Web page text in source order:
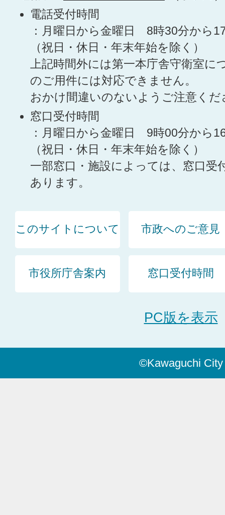
電話受付時間
：月曜日から金曜日 8時30分から
（祝日・休日・年末年始を除く）
上記時間外には第一本庁舎守衛室に
のご用件には対応できません。
おかけ間違いのないようご注意くだ
窓口受付時間
：月曜日から金曜日 9時00分から
（祝日・休日・年末年始を除く）
一部窓口・施設によっては、窓口受
あります。
このサイトについて 市政へのご意見
市役所庁舎案内 窓口受付時間
PC版を表示
©Kawaguchi City